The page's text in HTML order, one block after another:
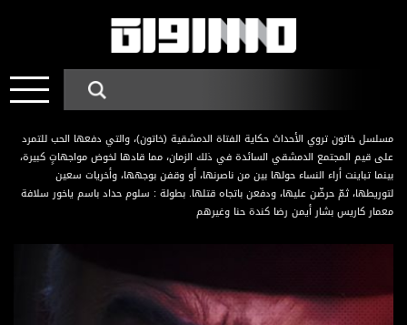
مسلسل خاتون تروي الأحداث حكاية الفتاة الدمشقية (خاتون)، والتي دفعها الحب للتمرد
على قيم المجتمع الدمشقي السائدة في ذلك الزمان، مما قادها لخوض مواجهاتٍ كبيرة،
بينما تباينت أراء النساء حولها بين من ناصرنها، أو وقفن بوجهها، وأخريات سعين
لتوريطها، ثمّ حرضّن عليها، ودفعن باتجاه قتلها. بطولة : سلوم حداد باسم ياخور سلافة
معمار كاريس بشار أيمن رضا كندة حنا وغيرهم